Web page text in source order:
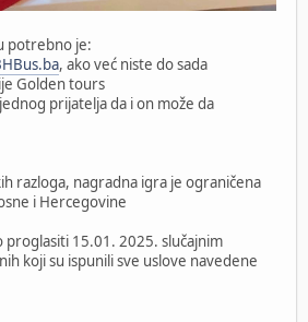
potrebno je:
, ako već niste do sada
Golden tours
prijatelja da i on može da
razloga, nagradna igra je ograničena
i Hercegovine
15.01. 2025. slučajnim
koji su ispunili sve uslove navedene